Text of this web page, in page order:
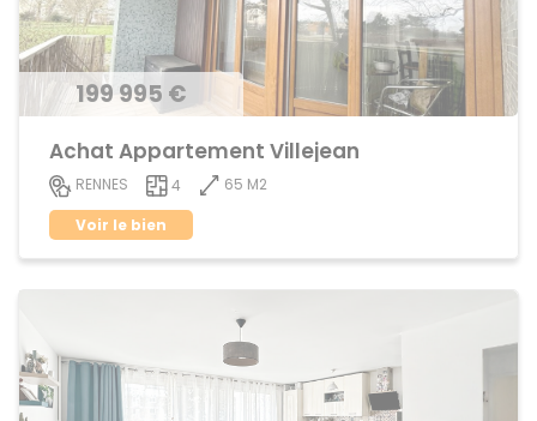
199 995 €
Achat Appartement Villejean
RENNES 4
65 M2
Voir le bien